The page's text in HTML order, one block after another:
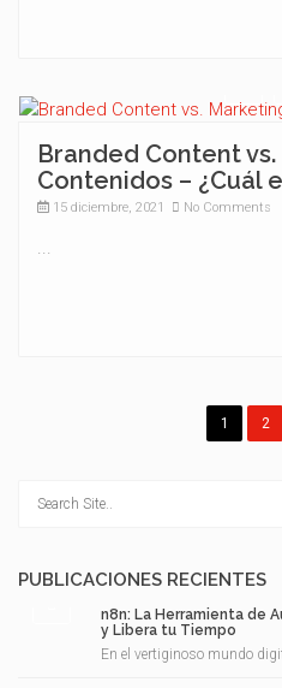
Branded Content
Contenidos – ¿Cuál
15 diciembre, 2021 No Comments
1 2
PUBLICACIONES RECIENTES
n8n: La Herramienta de
y Libera tu Tiempo
En el vertiginoso mundo